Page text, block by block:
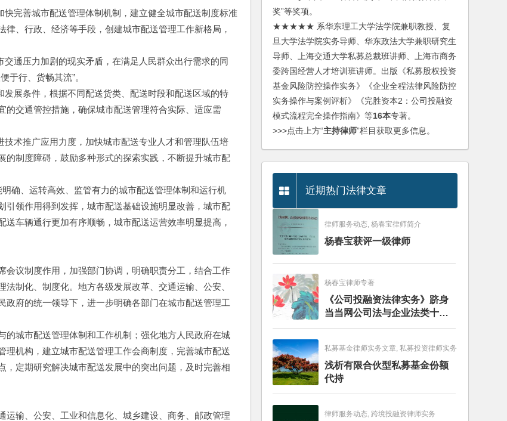
完善城市配送管理体制机制，建立健全城市配送制度标准
、行政、经济等手段，创建城市配送管理工作新格局，
通压力加剧的现实矛盾，在满足人民群众出行需求的同
于行、货畅其流”。
展条件，根据不同配送货类、配送时段和配送区域的特
的交通管控措施，确保城市配送管理符合实际、适应需
术推广应用力度，加快城市配送专业人才和管理队伍培
制度障碍，鼓励多种形式的探索实践，不断提升城市配
、运转高效、监管有力的城市配送管理体制和运行机
领作用得到发挥，城市配送基础设施明显改善，城市配
车辆通行更加有序顺畅，城市配送运营效率明显提高，
议制度作用，加强部门协调，明确职责分工，结合工作
制化、制度化。地方各级发展改革、交通运输、公安、
府的统一领导下，进一步明确各部门在城市配送管理工
城市配送管理体制和工作机制；强化地方人民政府在城
机构，建立城市配送管理工作会商制度，完善城市配送
定期研究解决城市配送发展中的突出问题，及时完善相
输、公安、工业和信息化、城乡建设、商务、邮政管理
奖”等奖项。
★★★★★ 系华东理工大学法学院兼职教授、复
旦大学法学院实务导师、华东政法大学兼职研究生
导师、上海交通大学私募总裁班讲师、上海市商务
委跨国经营人才培训班讲师。出版《私募股权投资
基金风险防控操作实务》《企业全程法律风险防控
实务操作与案例评析》《完胜资本2：公司投融资
模式流程完全操作指南》等16本专著。
>>>点击上方“主持律师”栏目获取更多信息。
近期热门法律文章
律师服务动态, 杨春宝律师简介
杨春宝获评一级律师
杨春宝律师专著
《公司投融资法律实务》跻身
当当网公司法与企业法类十大
畅销图书榜
私募基金律师实务文章, 私募投资律师实务
浅析有限合伙型私募基金份额
代持
律师服务动态, 跨境投融资律师实务